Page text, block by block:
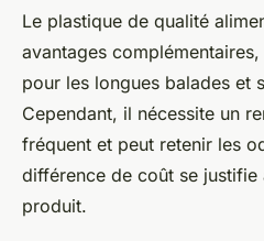
Le plastique de qualité
avantages
pour les longues balades et
Cependant, il nécessite un
fréquent et peut retenir les
différence de coût se
produit.